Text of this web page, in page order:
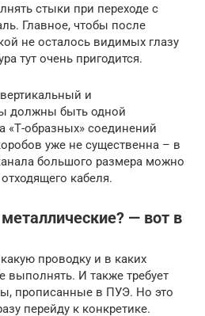
стыки при переходе с
Главное, чтобы после
не осталось видимых глазу
тут очень пригодится.
и
должны быть одной
образных» соединений
уже не существенна – в
большого размера можно
кабеля.
— вот в
проводку и в каких
выполнять. И также требует
прописанные в ПУЭ. Но это
перейду к конкретике.